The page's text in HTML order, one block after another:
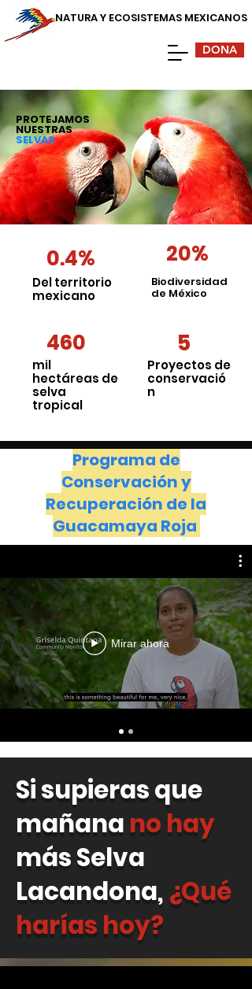
NATURA Y ECOSISTEMAS MEXICANOS
DONA
PROTEJAMOS
NUESTRAS
SELVAS
0.4%
Del territorio
mexicano
20%
Biodiversidad
de México
460
mil
hectáreas de
selva
tropical
5
Proyectos de
conservació
n
Programa de
Conservación y
Recuperación de la
Guacamaya Roja
Mirar ahora
Si supieras que
mañana no hay
más Selva
Lacandona, ¿Qué
harías hoy?